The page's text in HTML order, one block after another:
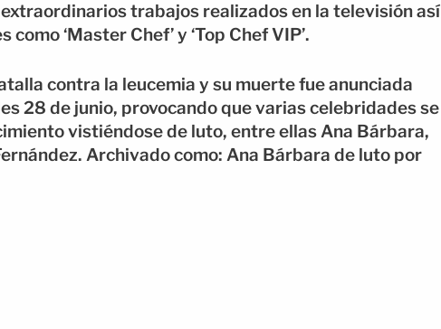
trabajos realizados en la televisión así
‘Master Chef’ y ‘Top Chef VIP’.
contra la leucemia y su muerte fue anunciada
28 de junio, provocando que varias celebridades se
vistiéndose de luto, entre ellas Ana Bárbara,
Archivado como: Ana Bárbara de luto por